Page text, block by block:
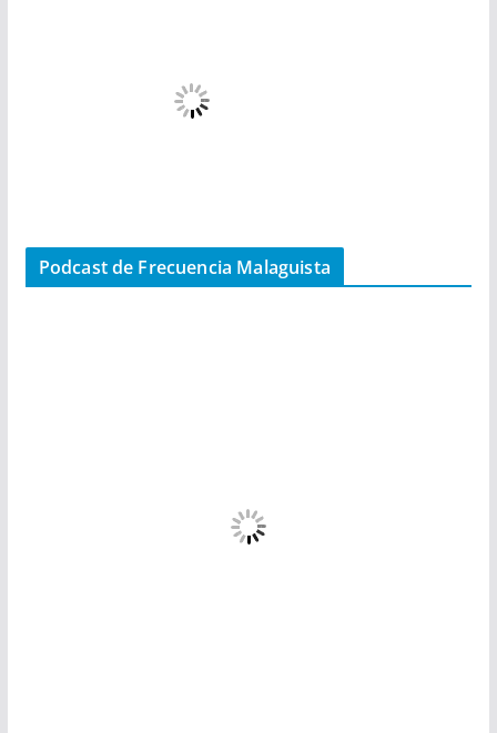
Podcast de Frecuencia Malaguista